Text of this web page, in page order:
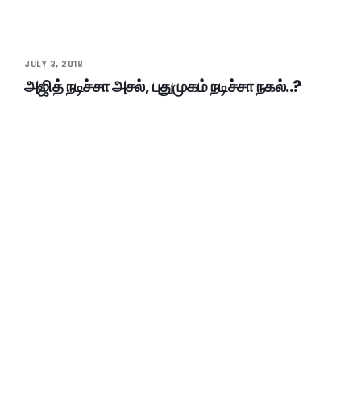
JULY 3, 2018
அஜித் நடிச்சா அசல், புதுமுகம் நடிச்சா நகல்..?